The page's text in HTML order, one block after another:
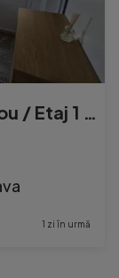
Garsoniera confort 1 / Bloc Nou / Etaj 1 - Zona Burdujeni
1 zi în urmă